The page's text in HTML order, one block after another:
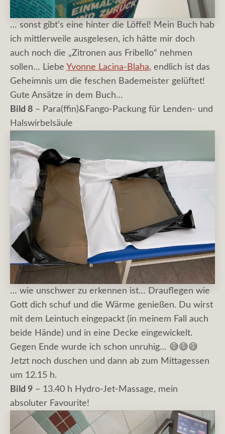
… sonst gibt’s eine hinter die Löffel! Mein Buch hab
ich mittlerweile ausgelesen, ich hätte mir doch
auch noch die „Zitronen aus Fribello“ nehmen
sollen… Liebe Yvonne Lacina-Blaha, endlich ist das
Geheimnis um die feschen Bademeister gelüftet!
Gute Ansätze in dem Buch…
Bild 8 – Para(ffin)&Fango-Packung für Lenden- und
Halswirbelsäule
… wie unschwer zu erkennen ist… Drauflegen wie
Gott dich schuf und die Wärme genießen. Du wirst
mit dem Leintuch eingepackt (in meinem Fall auch
beide Hände) und in eine Decke eingewickelt.
Gegen Ende wurde ich schon unruhig… 😅😅😅
Jetzt noch duschen und dann ab zum Mittagessen
um 12.15 h.
Bild 9 – 13.40 h Hydro-Jet-Massage, mein
absoluter Favourite!